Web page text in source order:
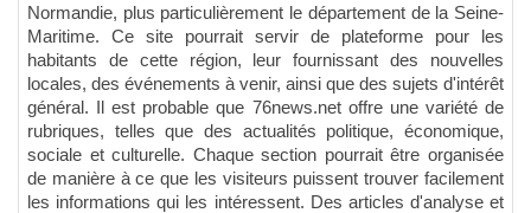
Normandie, plus particulièrement le département de la Seine-
Maritime. Ce site pourrait servir de plateforme pour les
habitants de cette région, leur fournissant des nouvelles
locales, des événements à venir, ainsi que des sujets d'intérêt
général. Il est probable que 76news.net offre une variété de
rubriques, telles que des actualités politique, économique,
sociale et culturelle. Chaque section pourrait être organisée
de manière à ce que les visiteurs puissent trouver facilement
les informations qui les intéressent. Des articles d'analyse et